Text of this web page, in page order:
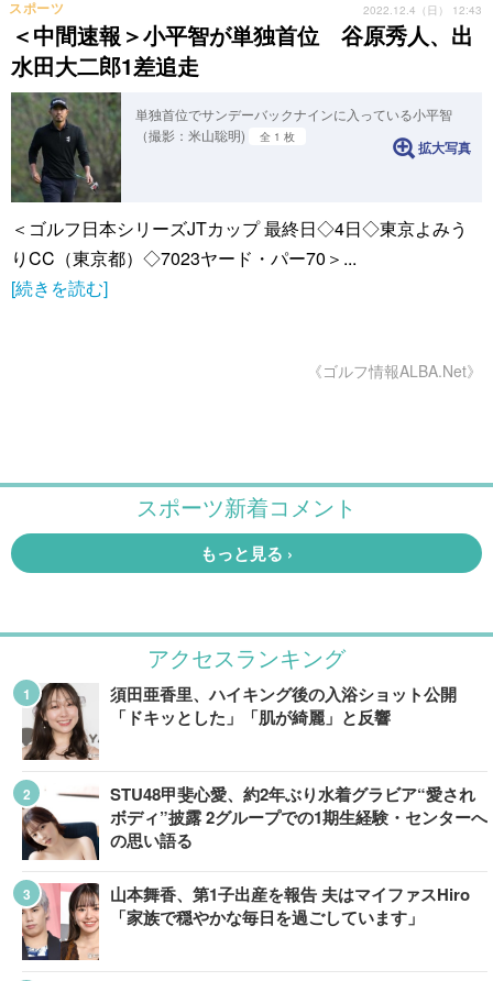
＜中間速報＞小平智が単独首位 谷原秀人、出
水田大二郎1差追走
スポーツ 2022.12.4（日） 12:43
単独首位でサンデーバックナインに入っている小平智
（撮影：米山聡明)
全 1 枚
拡大写真
＜ゴルフ日本シリーズJTカップ 最終日◇4日◇東京よみう
りCC（東京都）◇7023ヤード・パー70＞...
[続きを読む]
《ゴルフ情報ALBA.Net》
アクセスランキング
須田亜香里、ハイキング後の入浴ショット公開
「ドキッとした」「肌が綺麗」と反響
STU48甲斐心愛、約2年ぶり水着グラビア“愛され
ボディ”披露 2グループでの1期生経験・センターへ
の思い語る
山本舞香、第1子出産を報告 夫はマイファスHiro
「家族で穏やかな毎日を過ごしています」